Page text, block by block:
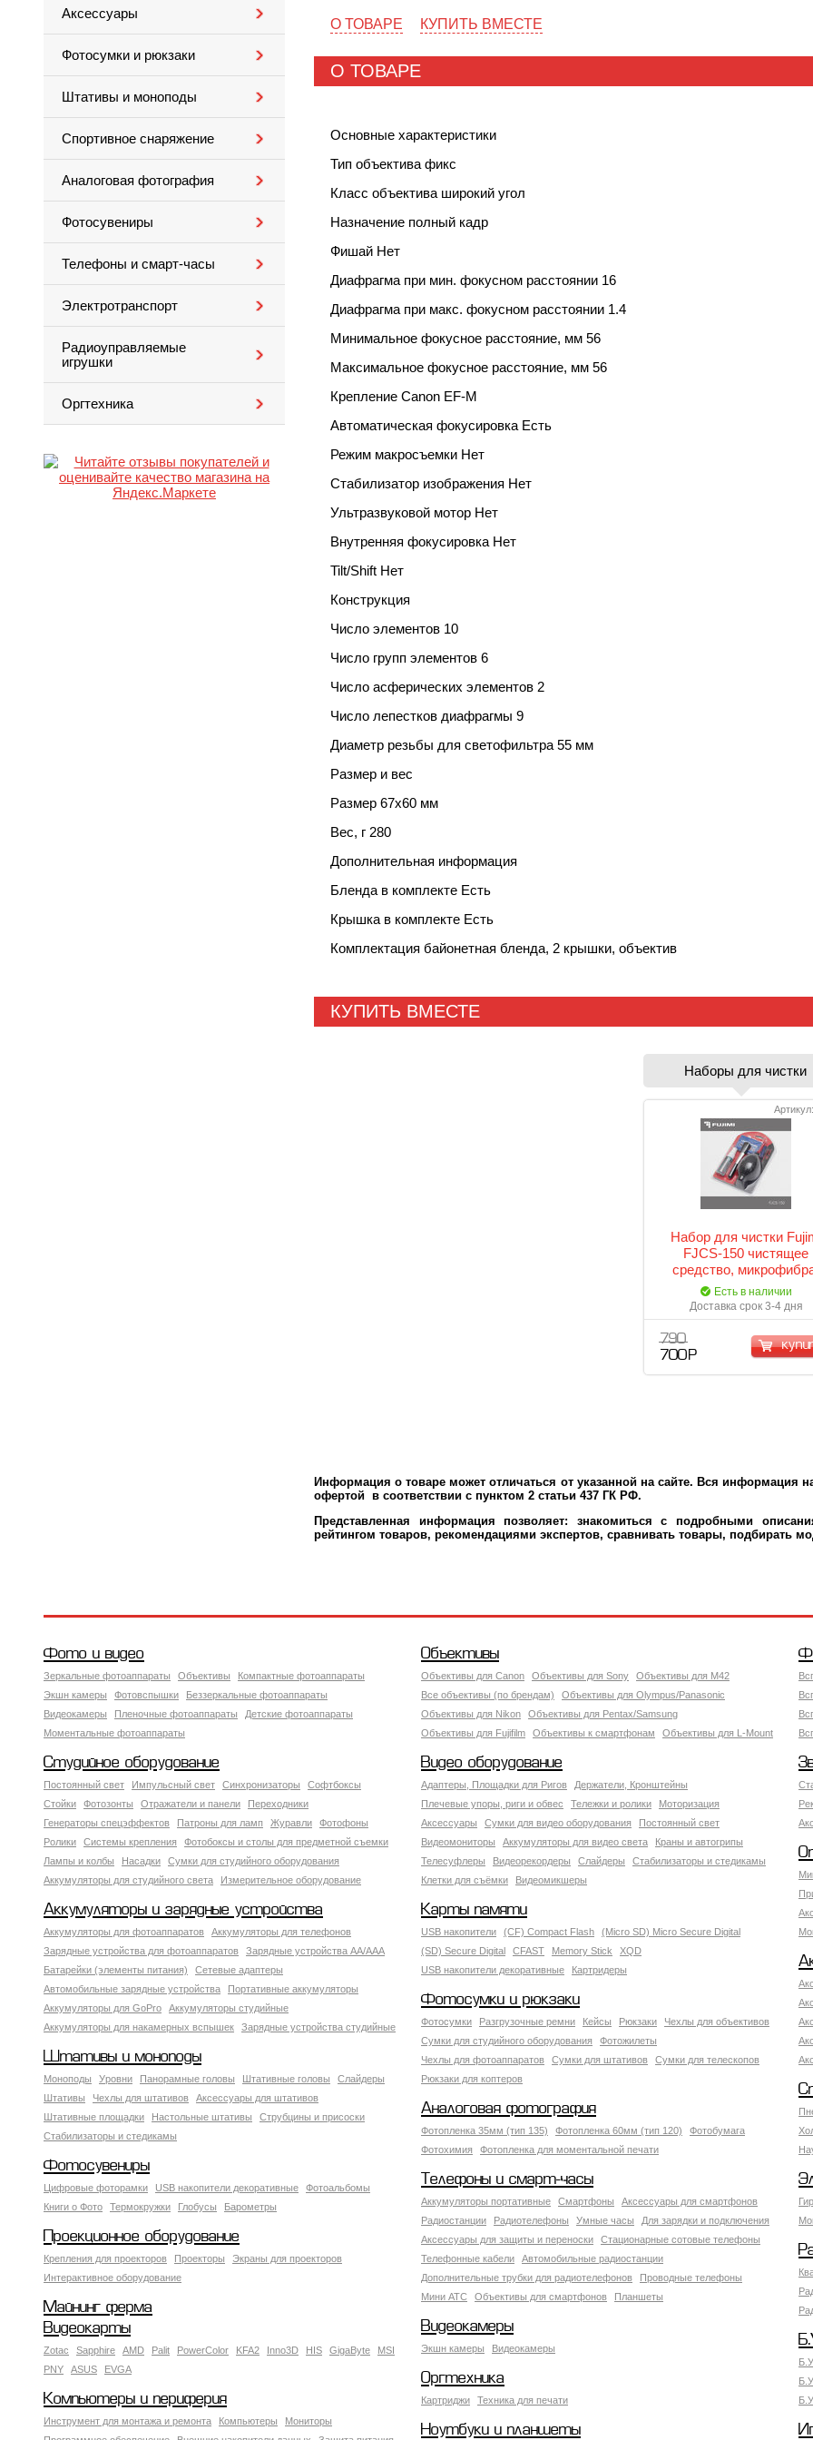
Аксессуары
Фотосумки и рюкзаки
Штативы и моноподы
Спортивное снаряжение
Аналоговая фотография
Фотосувениры
Телефоны и смарт-часы
Электротранспорт
Радиоуправляемые
игрушки
Оргтехника
О ТОВАРЕ КУПИТЬ ВМЕСТЕ
О ТОВАРЕ
Основные характеристики
Тип объектива фикс
Класс объектива широкий угол
Назначение полный кадр
Фишай Нет
Диафрагма при мин. фокусном расстоянии 16
Диафрагма при макс. фокусном расстоянии 1.4
Минимальное фокусное расстояние, мм 56
Максимальное фокусное расстояние, мм 56
Крепление Canon EF-M
Автоматическая фокусировка Есть
Режим макросъемки Нет
Стабилизатор изображения Нет
Ультразвуковой мотор Нет
Внутренняя фокусировка Нет
Tilt/Shift Нет
Конструкция
Число элементов 10
Число групп элементов 6
Число асферических элементов 2
Число лепестков диафрагмы 9
Диаметр резьбы для светофильтра 55 мм
Размер и вес
Размер 67x60 мм
Вес, г 280
Дополнительная информация
Бленда в комплекте Есть
Крышка в комплекте Есть
Комплектация байонетная бленда, 2 крышки, объектив
КУПИТЬ ВМЕСТЕ
Наборы для чистки
Набор для чистки
FJCS-150 чистящее
средство,
кисточка, воздушная
салфетки
Есть в наличии
Доставка срок 3-4 дня
790
700 Р
Информация о товаре может отличаться от указанной на сайте. Вся информация
офертой в соответствии с пунктом 2 статьи 437 ГК РФ.
Представленная информация позволяет: знакомиться с подробными
рейтингом товаров, рекомендациями экспертов, сравнивать товары, подбирать
Фото и видео
Зеркальные фотоаппараты Объективы
Компактные фотоаппараты
Экшн камеры
Фотовспышки
Беззеркальные фотоаппараты
Видеокамеры
Пленочные фотоаппараты
Детские фотоаппараты
Моментальные фотоаппараты
Объективы
Объективы для Canon Объективы для Sony
Объективы для M42
Все объективы (по брендам)
Объективы для Olympus/Panasonic
Объективы для Nikon
Объективы для Pentax/Samsung
Объективы для Fujifilm
Объективы к смартфонам Объективы для L-Mount
Студийное оборудование
Постоянный свет Импульсный свет Синхронизаторы
Софтбоксы
Стойки
Фотозонты Отражатели и панели
Переходники
Генераторы спецэффектов
Патроны для ламп Журавли
Фотофоны
Ролики
Системы крепления
Фотобоксы и столы для предметной съемки
Лампы и колбы
Насадки
Сумки для студийного оборудования
Аккумуляторы для студийного света
Измерительное оборудование
Видео оборудование
Адаптеры, Площадки для Ригов
Держатели, Кронштейны
Плечевые упоры, риги и обвес
Тележки и ролики
Моторизация
Аксессуары
Сумки для видео оборудования
Постоянный свет
Видеомониторы
Аккумуляторы для видео света
Краны и автогрипы
Телесуфлеры
Видеорекордеры Слайдеры
Стабилизаторы и стедикамы
Клетки для съёмки
Видеомикшеры
Аккумуляторы и зарядные устройства
Аккумуляторы для фотоаппаратов
Аккумуляторы для телефонов
Зарядные устройства для фотоаппаратов
Зарядные устройства AA/AAA
Батарейки (элементы питания)
Сетевые адаптеры
Автомобильные зарядные устройства
Портативные аккумуляторы
Аккумуляторы для GoPro
Аккумуляторы студийные
Аккумуляторы для накамерных вспышек
Зарядные устройства студийные
Карты памяти
USB накопители (CF) Compact Flash
(Micro SD) Micro Secure Digital
(SD) Secure Digital
CFAST Memory Stick
XQD
USB накопители декоративные
Картридеры
Фотосумки и рюкзаки
Фотосумки Разгрузочные ремни Кейсы Рюкзаки
Чехлы для объективов
Сумки для студийного оборудования
Фотожилеты
Чехлы для фотоаппаратов
Сумки для штативов
Сумки для телескопов
Рюкзаки для коптеров
Штативы и моноподы
Моноподы Уровни Панорамные головы Штативные головы
Слайдеры
Штативы
Чехлы для штативов
Аксессуары для штативов
Штативные площадки
Настольные штативы
Струбцины и присоски
Стабилизаторы и стедикамы
Аналоговая фотография
Фотопленка 35мм (тип 135) Фотопленка 60мм (тип 120)
Фотобумага
Фотохимия
Фотопленка для моментальной печати
Фотосувениры
Цифровые фоторамки USB накопители декоративные
Фотоальбомы
Книги о Фото
Термокружки Глобусы Барометры
Телефоны и смарт-часы
Аккумуляторы портативные Смартфоны
Аксессуары для смартфонов
Радиостанции
Радиотелефоны Умные часы
Для зарядки и подключения
Аксессуары для защиты и переноски
Стационарные сотовые телефоны
Телефонные кабели
Автомобильные радиостанции
Дополнительные трубки для радиотелефонов
Проводные телефоны
Мини АТС
Объективы для смартфонов Планшеты
Проекционное оборудование
Крепления для проекторов Проекторы
Экраны для проекторов
Интерактивное оборудование
Майнинг ферма
Видеокамеры
Экшн камеры Видеокамеры
Видеокарты
Zotac Sapphire AMD Palit PowerColor KFA2 Inno3D HIS GigaByte
MSI
PNY
ASUS EVGA
Оргтехника
Картриджи Техника для печати
Компьютеры и периферия
Инструмент для монтажа и ремонта Компьютеры
Мониторы
Ноутбуки и планшеты